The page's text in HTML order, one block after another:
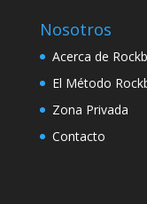
panel
Nosotros
Acerca de
El Método
Zona Privada
Contacto